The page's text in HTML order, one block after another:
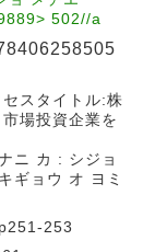
502//a
スタイトル:株
場投資企業を
ニ カ : シジョ
ギョウ オ ヨミ
253